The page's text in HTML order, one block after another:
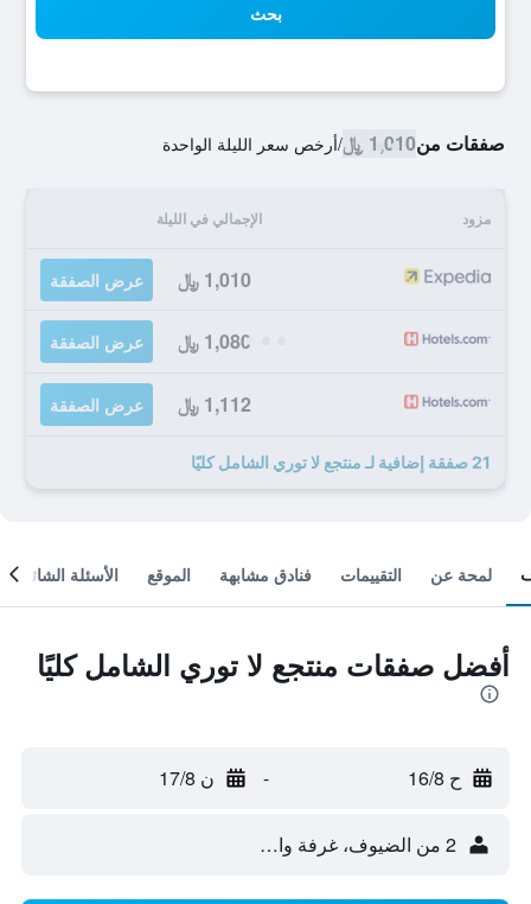
بحث
صفقات من1,010 ﷼ /أرخص سعر الليلة الواحدة
مزود الإجمالي في الليلة
1,010 ﷼ عرض الصفقة
1,080 ﷼ عرض الصفقة
1,112 ﷼ عرض الصفقة
21 صفقة إضافية لـ منتجع لا توري الشامل كليًا
لمحة عن التقييمات فنادق مشابهة الموقع الأسئلة الشائعة
أفضل صفقات منتجع لا توري الشامل كليًا
ح 16/8 - ن 17/8
2 من الضيوف، غرفة واحدة